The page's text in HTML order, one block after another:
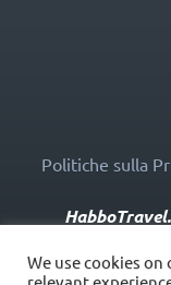
Politiche sulla
dalle società
marchi registrati
We use cookies